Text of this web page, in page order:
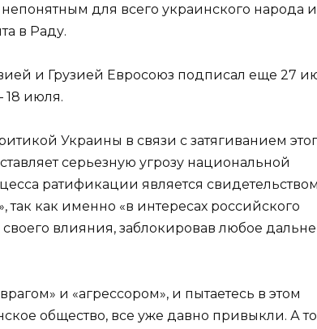
для всего украинского народа и
в Раду.
и Грузией Евросоюз подписал еще 27
18 июля.
Украины в связи с затягиванием
серьезную угрозу национальной
ратификации является
как именно «в интересах российского
своего влияния, заблокировав любое
и «агрессором», и пытаетесь в этом
общество, все уже давно привыкли. А